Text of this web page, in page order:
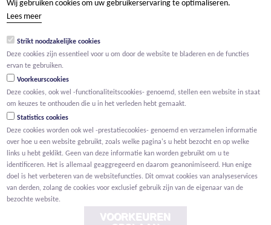
tel +32 15 569 965
BTW BE 0466.256.432
Wij gebruiken cookies om uw gebruikerservaring te optimaliseren.
Lees meer
Strikt noodzakelijke cookies
Deze cookies zijn essentieel voor u om door de website te bladeren en de functies
ervan te gebruiken.
Voorkeurscookies
Deze cookies, ook wel -functionaliteitscookies- genoemd, stellen een website in staat
om keuzes te onthouden die u in het verleden hebt gemaakt.
Statistics cookies
Deze cookies worden ook wel -prestatiecookies- genoemd en verzamelen informatie
over hoe u een website gebruikt, zoals welke pagina's u hebt bezocht en op welke
links u hebt geklikt. Geen van deze informatie kan worden gebruikt om u te
identificeren. Het is allemaal geaggregeerd en daarom geanonimiseerd. Hun enige
doel is het verbeteren van de websitefuncties. Dit omvat cookies van analyseservices
van derden, zolang de cookies voor exclusief gebruik zijn van de eigenaar van de
bezochte website.
VOORKEUREN